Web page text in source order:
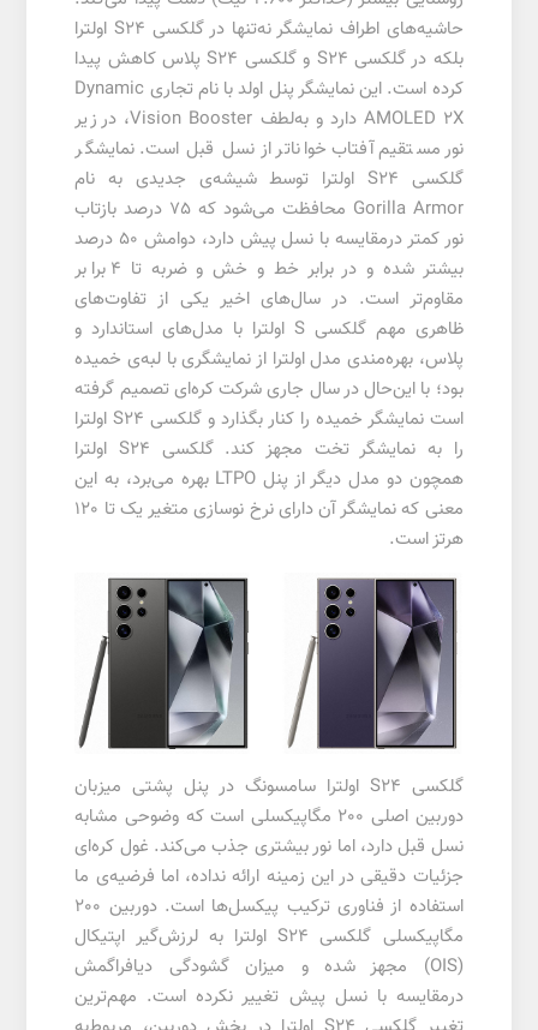
حاشیه‌‌های اطراف نمایشگر نه‌تنها در گلکسی S24 اولترا
بلکه در گلکسی S24 و گلکسی S24 پلاس کاهش پیدا
کرده است. این نمایشگر پنل اولد با نام تجاری Dynamic
AMOLED 2X دارد و به‌لطف Vision Booster، در زیر
نور مستقیم آفتاب خواناتر از نسل قبل است. نمایشگر
گلکسی S24 اولترا توسط شیشه‌ی جدیدی به نام
Gorilla Armor محافظت می‌شود که 75 درصد بازتاب
نور کمتر درمقایسه با نسل پیش دارد، دوامش 50 درصد
بیشتر شده و در برابر خط و خش و ضربه تا 4 برابر
مقاوم‌تر است. در سال‌های اخیر یکی از تفاوت‌های
ظاهری مهم گلکسی S اولترا با مدل‌های استاندارد و
پلاس، بهره‌مندی مدل اولترا از نمایشگری با لبه‌ی خمیده
بود؛ با این‌حال در سال جاری شرکت کره‌ای تصمیم گرفته
است نمایشگر خمیده را کنار بگذارد و گلکسی S24 اولترا
را به نمایشگر تخت مجهز کند. گلکسی S24 اولترا
همچون دو مدل دیگر از پنل LTPO بهره می‌برد، به این
معنی که نمایشگر آن دارای نرخ نوسازی متغیر یک تا 120
هرتز است.
گلکسی S24 اولترا سامسونگ در پنل پشتی میزبان
دوربین اصلی 200 مگاپیکسلی است که وضوحی مشابه
نسل قبل دارد، اما نور بیشتری جذب می‌کند. غول کره‌ای
جزئیات دقیقی در این زمینه ارائه نداده، اما فرضیه‌ی ما
استفاده از فناوری ترکیب پیکسل‌ها است. دوربین 200
مگاپیکسلی گلکسی S24 اولترا به لرزش‌گیر اپتیکال
(OIS) مجهز شده و میزان گشودگی دیافراگمش
درمقایسه با نسل پیش تغییر نکرده است. مهم‌ترین